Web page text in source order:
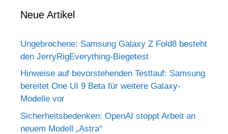
Neue Artikel
Ungebrochene: Samsung Galaxy Z Fold8 besteht
den JerryRigEverything-Biegetest
Hinweise auf bevorstehenden Testlauf: Samsung
bereitet One UI 9 Beta für weitere Galaxy-
Modelle vor
Sicherheitsbedenken: OpenAI stoppt Arbeit an
neuem Modell „Astra“